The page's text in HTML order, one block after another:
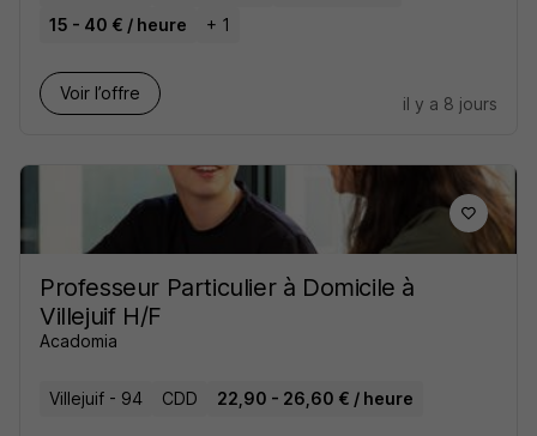
15 - 40 € / heure
+ 1
Voir l’offre
il y a 8 jours
Professeur Particulier à Domicile à
Villejuif H/F
Acadomia
Villejuif - 94 CDD 22,90 - 26,60 € / heure